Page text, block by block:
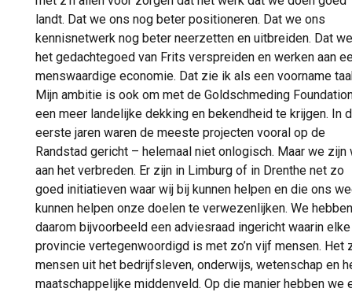
landt. Dat we ons nog beter positioneren. Dat we ons
kennisnetwerk nog beter neerzetten en uitbreiden. Dat we
het gedachtegoed van Frits verspreiden en werken aan
menswaardige economie. Dat zie ik als een voorname
Mijn ambitie is ook om met de Goldschmeding
een meer landelijke dekking en bekendheid te krijgen. In
eerste jaren waren de meeste projecten vooral op de
Randstad gericht – helemaal niet onlogisch. Maar we zijn
aan het verbreden. Er zijn in Limburg of in Drenthe net zo
goed initiatieven waar wij bij kunnen helpen en die ons
kunnen helpen onze doelen te verwezenlijken. We hebben
daarom bijvoorbeeld een adviesraad ingericht waarin elke
provincie vertegenwoordigd is met zo’n vijf mensen. Het
mensen uit het bedrijfsleven, onderwijs, wetenschap en
maatschappelijke middenveld. Op die manier hebben we